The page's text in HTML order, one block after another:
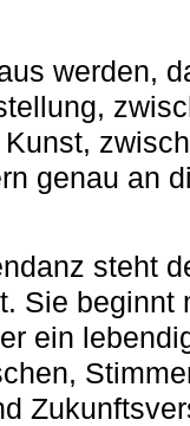
werden,
genau an
steht
Sie beginnt
ein